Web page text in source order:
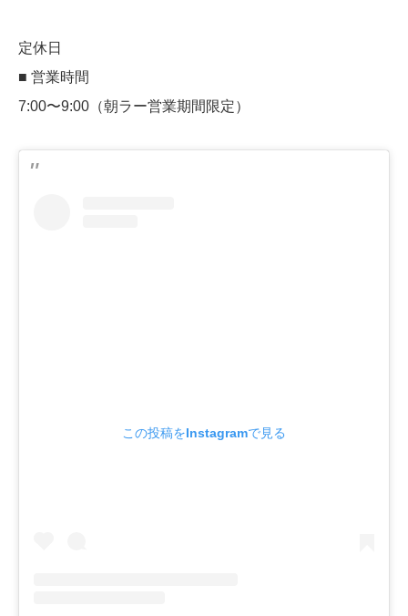
定休日
■ 営業時間
7:00〜9:00（朝ラー営業期間限定）
この投稿をInstagramで見る